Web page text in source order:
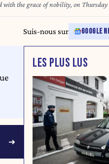
with the grace of nobility, on
PHOTO HATIM KAGHAT
Suis-nous sur GOOGLE
LES PLUS LUS